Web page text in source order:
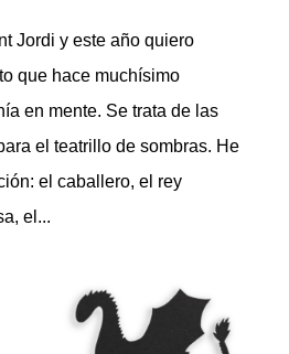
Jordi y este año quiero
que hace muchísimo
en mente. Se trata de las
el teatrillo de sombras. He
el caballero, el rey
el...